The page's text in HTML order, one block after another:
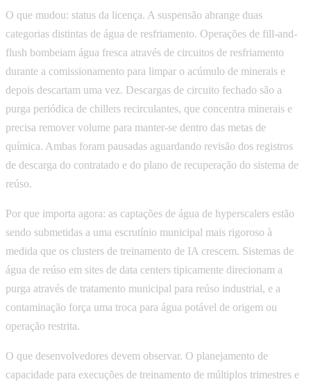
O que mudou: status da licença. A suspensão abrange duas
categorias distintas de água de resfriamento. Operações de fill-and-
flush bombeiam água fresca através de circuitos de resfriamento
durante a comissionamento para limpar o acúmulo de minerais e
depois descartam uma vez. Descargas de circuito fechado são a
purga periódica de chillers recirculantes, que concentra minerais e
precisa remover volume para manter-se dentro das metas de
química. Ambas foram pausadas aguardando revisão dos registros
de descarga do contratado e do plano de recuperação do sistema de
reúso.
Por que importa agora: as captações de água de hyperscalers estão
sendo submetidas a uma escrutínio municipal mais rigoroso à
medida que os clusters de treinamento de IA crescem. Sistemas de
água de reúso em sites de data centers tipicamente direcionam a
purga através de tratamento municipal para reúso industrial, e a
contaminação força uma troca para água potável de origem ou
operação restrita.
O que desenvolvedores devem observar. O planejamento de
capacidade para execuções de treinamento de múltiplos trimestres e